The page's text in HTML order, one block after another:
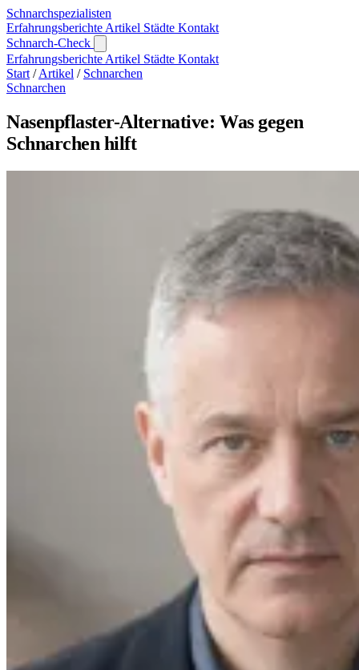
Schnarchspezialisten
Erfahrungsberichte Artikel Städte Kontakt
Schnarch-Check
Erfahrungsberichte Artikel Städte Kontakt
Start / Artikel / Schnarchen
Schnarchen
Nasenpflaster-Alternative: Was gegen
Schnarchen hilft